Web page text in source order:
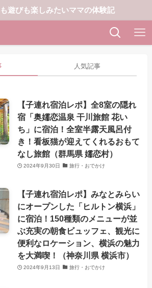
遊びも楽しみたいママの体験記
人気記事
【子連れ宿泊レポ】全8室の隠れ
宿「奥嬬恋温泉 干川旅館 花い
ち」に宿泊！全室半露天風呂付
き！看板猫が迎えてくれるおもて
なし旅館（群馬県 嬬恋村）
2024年9月30日 旅行・おでかけ
【子連れ宿泊レポ】みなとみらい
にオープンした「ヒルトン横浜」
に宿泊！150種類のメニューが並
ぶ充実の朝食ビュッフェ、観光に
便利なロケーション、横浜の魅力
を大満喫！（神奈川県 横浜市）
2024年9月13日 旅行・おでかけ